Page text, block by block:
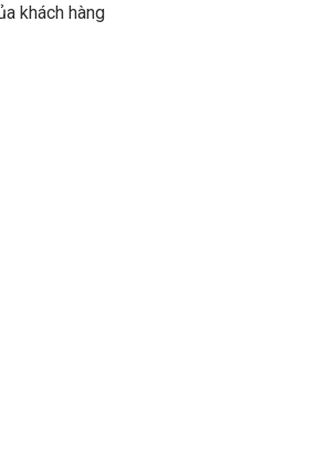
khách hàng